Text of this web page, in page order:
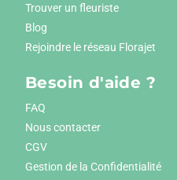
Trouver un fleuriste
Blog
Rejoindre le réseau Florajet
Besoin d'aide ?
FAQ
Nous contacter
CGV
Gestion de la Confidentialité